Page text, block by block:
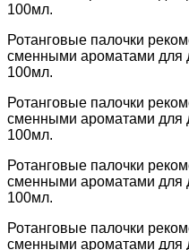
100мл.
Ротанговые палочки
сменными ароматами для
100мл.
Ротанговые палочки
сменными ароматами для
100мл.
Ротанговые палочки
сменными ароматами для
100мл.
Ротанговые палочки
сменными ароматами для